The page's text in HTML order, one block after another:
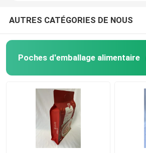
Poche formée
Autocollants de empaquetage de
AUTRES CATÉGORIES DE NOUS
Poches d'emballage alimentaire